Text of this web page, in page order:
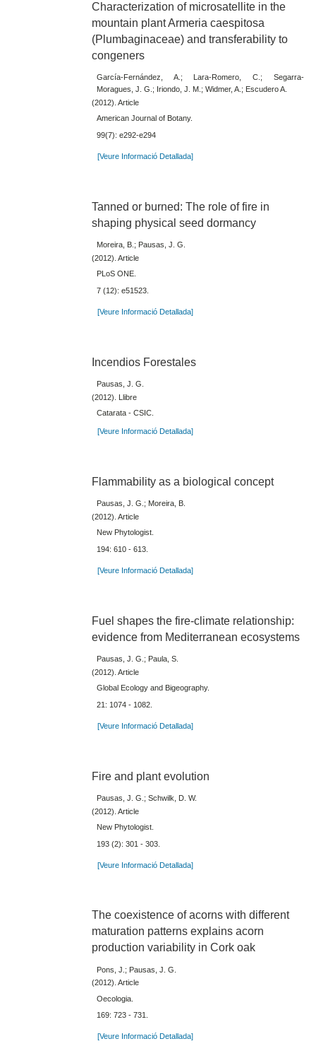
Characterization of microsatellite in the
mountain plant Armeria caespitosa
(Plumbaginaceae) and transferability to
congeners
García-Fernández, A.; Lara-Romero, C.; Segarra-
Moragues, J. G.; Iriondo, J. M.; Widmer, A.; Escudero A.
(2012). Article
American Journal of Botany.
99(7): e292-e294
[Veure Informació Detallada]
Tanned or burned: The role of fire in
shaping physical seed dormancy
Moreira, B.; Pausas, J. G.
(2012). Article
PLoS ONE.
7 (12): e51523.
[Veure Informació Detallada]
Incendios Forestales
Pausas, J. G.
(2012). Llibre
Catarata - CSIC.
[Veure Informació Detallada]
Flammability as a biological concept
Pausas, J. G.; Moreira, B.
(2012). Article
New Phytologist.
194: 610 - 613.
[Veure Informació Detallada]
Fuel shapes the fire-climate relationship:
evidence from Mediterranean ecosystems
Pausas, J. G.; Paula, S.
(2012). Article
Global Ecology and Bigeography.
21: 1074 - 1082.
[Veure Informació Detallada]
Fire and plant evolution
Pausas, J. G.; Schwilk, D. W.
(2012). Article
New Phytologist.
193 (2): 301 - 303.
[Veure Informació Detallada]
The coexistence of acorns with different
maturation patterns explains acorn
production variability in Cork oak
Pons, J.; Pausas, J. G.
(2012). Article
Oecologia.
169: 723 - 731.
[Veure Informació Detallada]